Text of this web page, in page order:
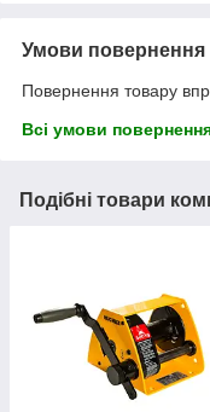
Умови повернення
Повернення товару
Всі умови
Подібні товари